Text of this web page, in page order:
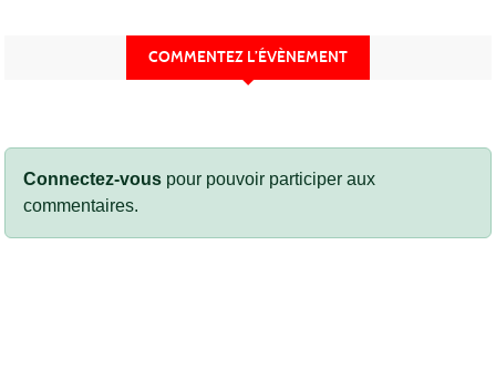
COMMENTEZ L’ÉVÈNEMENT
Connectez-vous pour pouvoir participer aux
commentaires.